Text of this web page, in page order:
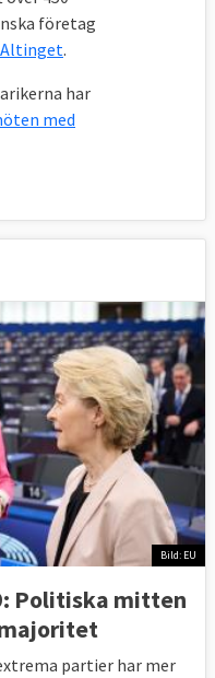
får
en tid innan
lagarna. Beslut
i
än av
det
företag
.
har
med
Bild: EU
Politiska mitten
partier har mer